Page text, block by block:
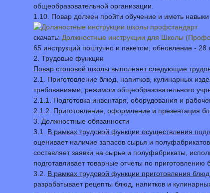
общеобразовательной организации.
1.10. Повар должен пройти обучение и иметь
скачать: Должностные инструкции для Школы
65 инструкций поштучно и пакетом, обновление - 28
2. Трудовые функции
Повар столовой школы выполняет следующие
2.1. Приготовление блюд, напитков, кулинарных
требованиями, режимом общеобразовательного
2.1.1. Подготовка инвентаря, оборудования и
2.1.2. Приготовление, оформление и презентация
3. Должностные обязанности
3.1. В рамках трудовой функции осуществления
оценивает наличие запасов сырья и
составляет заявки на сырье и полуфабрикаты,
подготавливает товарные отчеты по
3.2. В рамках трудовой функции приготовления
разрабатывает рецепты блюд, напитков и